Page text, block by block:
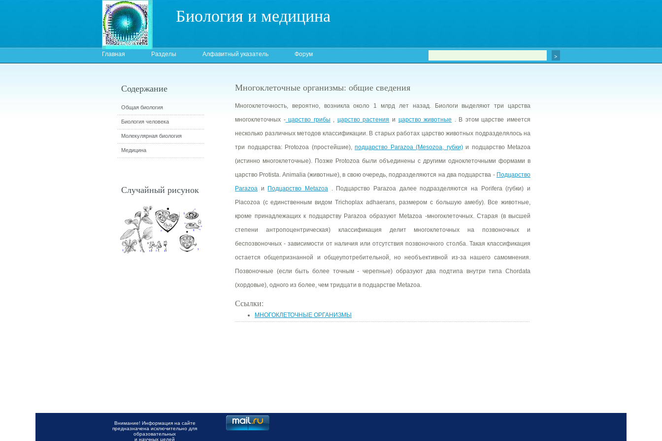
Биология и медицина
Главная Разделы Алфавитный указатель Форум
Многоклеточные организмы: общие сведения
Многоклеточность, вероятно, возникла около 1 млрд лет назад. Биологи выделяют три царства
многоклеточных -царство грибы , царство растения и царство животные . В этом царстве имеется
несколько различных методов классификации. В старых работах царство животных подразделялось на
три подцарства: Protozoa (простейшие), подцарство Parazoa (Mesozoa, губки)и подцарство Metazoa
(истинно многоклеточные). Позже Protozoa были объединены с другими одноклеточными формами в
царство Protista. Animalia (животные), в свою очередь, подразделяются на два подцарства - Подцарство
Parazoa и Подцарство Metazoa . Подцарство Parazoa далее подразделяются на Porifera (губки) и
Placozoa (с единственным видом Trichoplax adhaerans, размером с большую амебу). Все животные,
кроме принадлежащих к подцарству Parazoa образуют Metazoa -многоклеточных. Старая (в высшей
степени антропоцентрическая) классификация делит многоклеточных на позвоночных и
беспозвоночных - зависимости от наличия или отсутствия позвоночного столба. Такая классификация
остается общепризнанной и общеупотребительной, но необъективной из-за нашего самомнения.
Позвоночные (если быть более точным - черепные) образуют два подтипа внутри типа Chordata
(хордовые), одного из более, чем тридцати в подцарстве Metazoa.
Ссылки:
МНОГОКЛЕТОЧНЫЕ ОРГАНИЗМЫ
Содержание
Общая биология
Биология человека
Молекулярная биология
Медицина
Случайный рисунок
Внимание! Информация на сайте
предназначена исключительно для
образовательных
и научных целей